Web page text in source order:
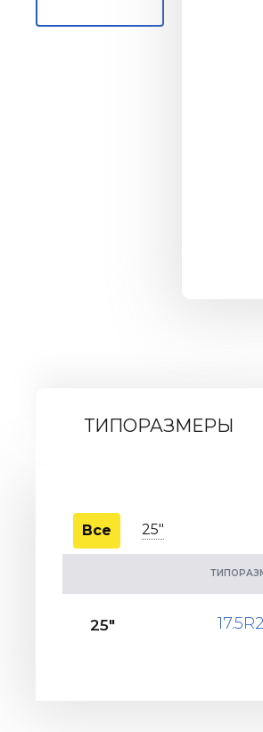
ТИПОРАЗМЕРЫ
Все 25"
25"